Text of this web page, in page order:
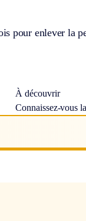
pour enlever la
À découvrir
Connaissez-vous